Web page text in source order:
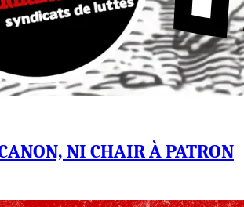
NI CHAIR À PATRON